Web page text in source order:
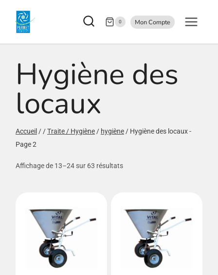
0 Mon Compte
Hygiène des
locaux
Accueil / /Traite / Hygiène / hygiène / Hygiène des locaux-
Page 2
Affichage de 13–24 sur 63 résultats